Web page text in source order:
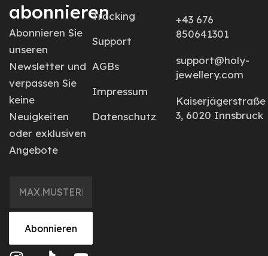
abonnieren
Abonnieren Sie
unseren
Newsletter und
verpassen Sie
keine
Neuigkeiten
oder exklusiven
Angebote
Abonnieren
Tracking
Support
AGBs
Impressum
Datenschutz
+43 676
850641301
support@holy-
jewellery.com
Kaiserjägerstraße
3, 6020 Innsbruck